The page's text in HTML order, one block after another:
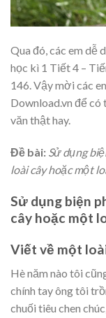
Qua đó, các em dễ
học kì 1 Tiết 4 –
146. Vậy mời các
Download.vn để có
văn thật hay.
Đề bài: Sử dụng
loài cây hoặc một
Sử dụng biện
cây hoặc một
Viết về một
Hè năm nào tôi
chính tay ông tôi
chuối tiêu chen